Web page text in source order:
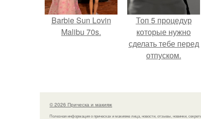
Barbie Sun Lovin
Malibu 70s.
Топ 5 процедур
которые нужно
сделать тебе перед
отпуском.
© 2026 Прическа и макияж
Полезная информация о прическах и макияже лица, новости, отзывы, новинки,